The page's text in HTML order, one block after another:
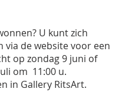
U kunt zich
via de website voor een
op zondag 9 juni of
om 11:00 u.
in Gallery RitsArt.